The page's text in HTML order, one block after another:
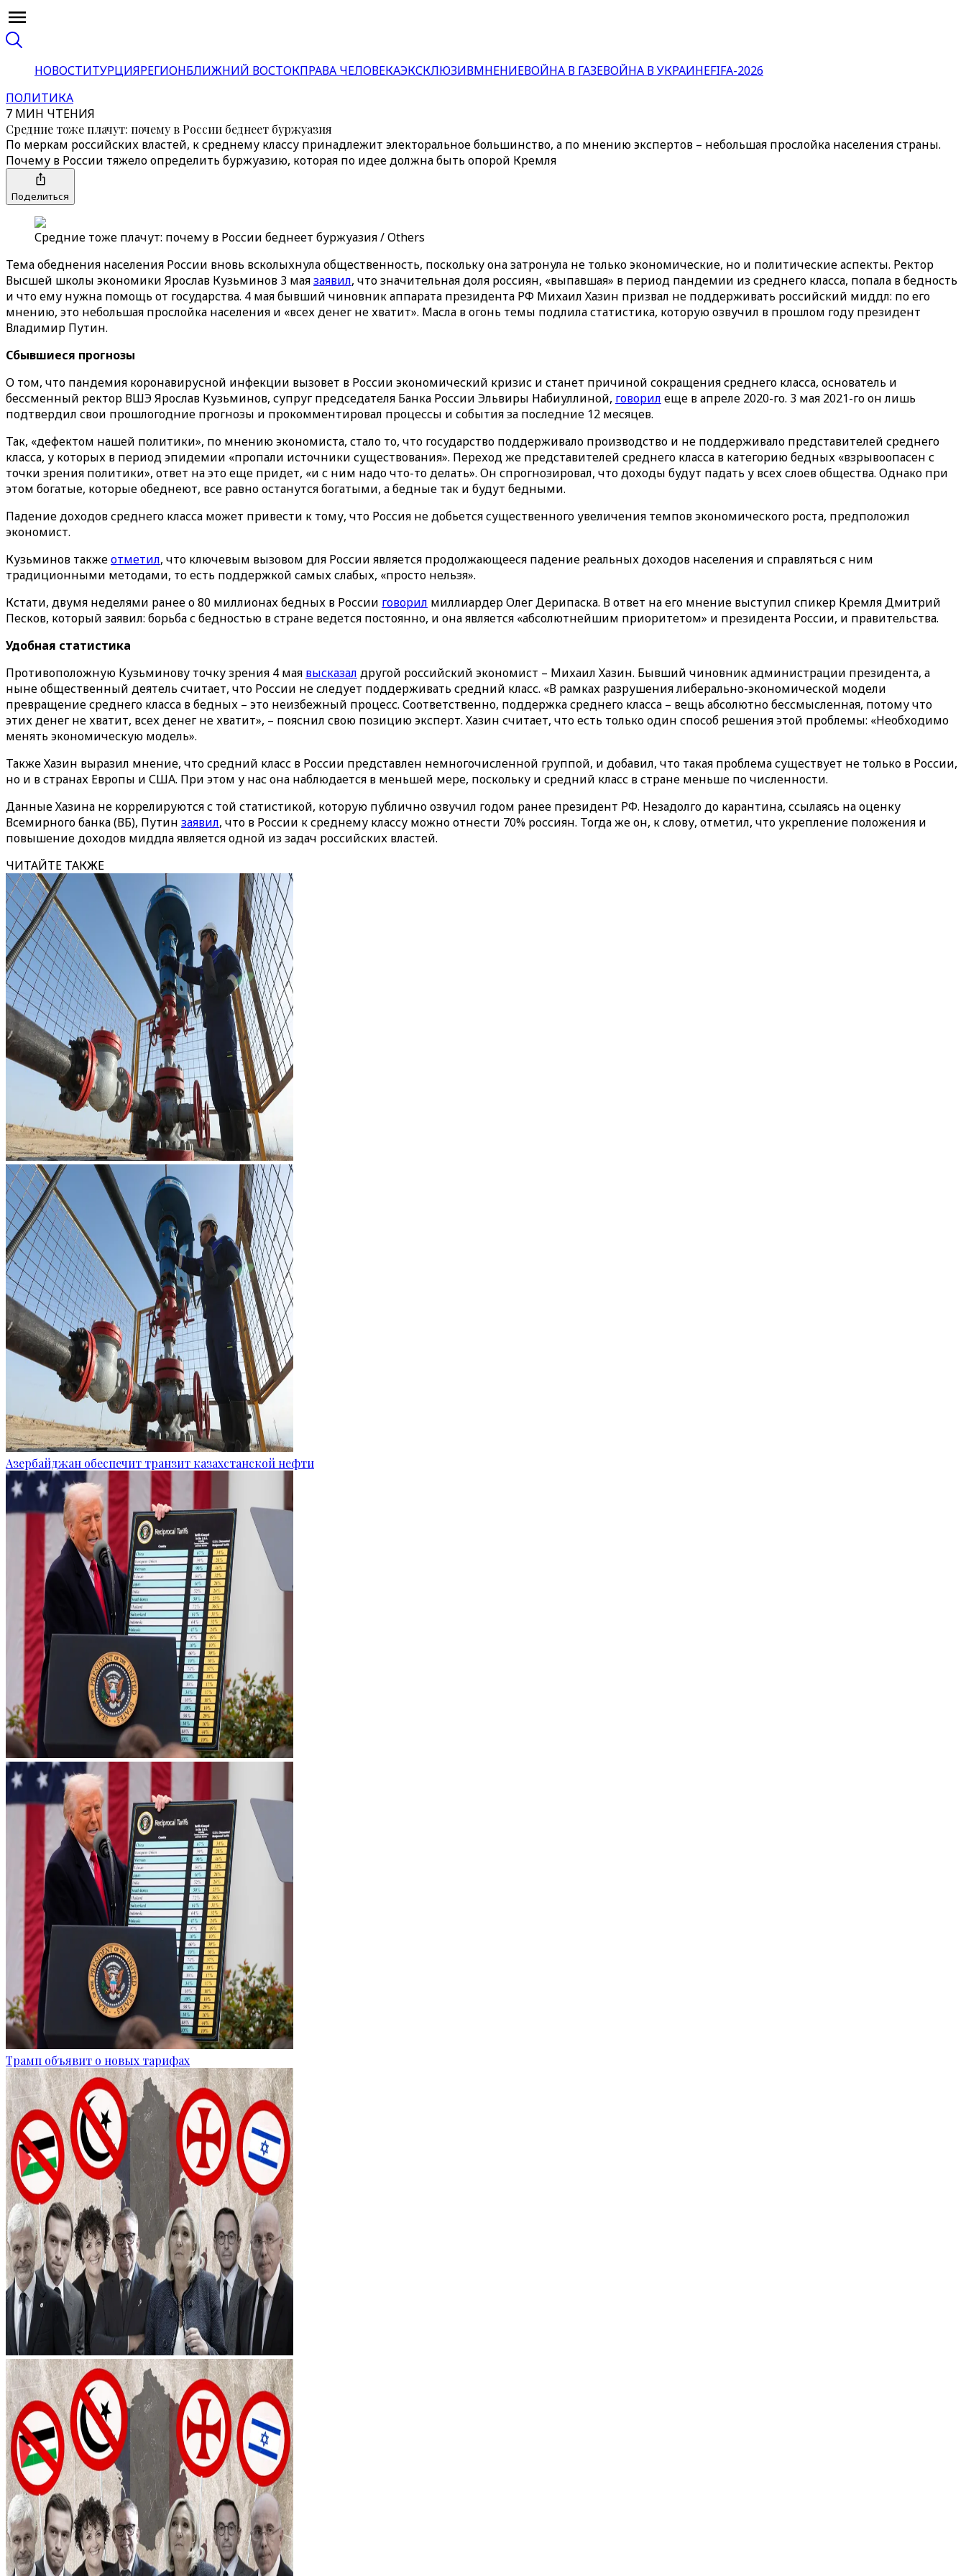
НОВОСТИТУРЦИЯРЕГИОНБЛИЖНИЙ ВОСТОКПРАВА ЧЕЛОВЕКАЭКСКЛЮЗИВМНЕНИЕВОЙНА В ГАЗЕВОЙНА В УКРАИНЕFIFA-2026
ПОЛИТИКА
7 МИН ЧТЕНИЯ
Средние тоже плачут: почему в России беднеет буржуазия
По меркам российских властей, к среднему классу принадлежит электоральное большинство, а по мнению экспертов – небольшая прослойка населения страны.
Почему в России тяжело определить буржуазию, которая по идее должна быть опорой Кремля
Поделиться
Средние тоже плачут: почему в России беднеет буржуазия / Others
Тема обеднения населения России вновь всколыхнула общественность, поскольку она затронула не только экономические, но и политические аспекты. Ректор
Высшей школы экономики Ярослав Кузьминов 3 маязаявил, что значительная доля россиян, «выпавшая» в период пандемии из среднего класса, попала в бедность
и что ему нужна помощь от государства. 4 мая бывший чиновник аппарата президента РФ Михаил Хазин призвал не поддерживать российский миддл: по его
мнению, это небольшая прослойка населения и «всех денег не хватит». Масла в огонь темы подлила статистика, которую озвучил в прошлом году президент
Владимир Путин.
Сбывшиеся прогнозы
О том, что пандемия коронавирусной инфекции вызовет в России экономический кризис и станет причиной сокращения среднего класса, основатель и
бессменный ректор ВШЭ Ярослав Кузьминов, супруг председателя Банка России Эльвиры Набиуллиной, говорил еще в апреле 2020-го. 3 мая 2021-го он лишь
подтвердил свои прошлогодние прогнозы и прокомментировал процессы и события за последние 12 месяцев.
Так, «дефектом нашей политики», по мнению экономиста, стало то, что государство поддерживало производство и не поддерживало представителей среднего
класса, у которых в период эпидемии «пропали источники существования». Переход же представителей среднего класса в категорию бедных «взрывоопасен с
точки зрения политики», ответ на это еще придет, «и с ним надо что-то делать». Он спрогнозировал, что доходы будут падать у всех слоев общества. Однако при
этом богатые, которые обеднеют, все равно останутся богатыми, а бедные так и будут бедными.
Падение доходов среднего класса может привести к тому, что Россия не добьется существенного увеличения темпов экономического роста, предположил
экономист.
Кузьминов такжеотметил, что ключевым вызовом для России является продолжающееся падение реальных доходов населения и справляться с ним
традиционными методами, то есть поддержкой самых слабых, «просто нельзя».
Кстати, двумя неделями ранее о 80 миллионах бедных в России говорил миллиардер Олег Дерипаска. В ответ на его мнение выступил спикер Кремля Дмитрий
Песков, который заявил: борьба с бедностью в стране ведется постоянно, и она является «абсолютнейшим приоритетом» и президента России, и правительства.
Удобная статистика
Противоположную Кузьминову точку зрения 4 мая высказал другой российский экономист – Михаил Хазин. Бывший чиновник администрации президента, а
ныне общественный деятель считает, что России не следует поддерживать средний класс. «В рамках разрушения либерально-экономической модели
превращение среднего класса в бедных – это неизбежный процесс. Соответственно, поддержка среднего класса – вещь абсолютно бессмысленная, потому что
этих денег не хватит, всех денег не хватит», – пояснил свою позицию эксперт. Хазин считает, что есть только один способ решения этой проблемы: «Необходимо
менять экономическую модель».
Также Хазин выразил мнение, что средний класс в России представлен немногочисленной группой, и добавил, что такая проблема существует не только в России,
но и в странах Европы и США. При этом у нас она наблюдается в меньшей мере, поскольку и средний класс в стране меньше по численности.
Данные Хазина не коррелируются с той статистикой, которую публично озвучил годом ранее президент РФ. Незадолго до карантина, ссылаясь на оценку
Всемирного банка (ВБ), Путин заявил, что в России к среднему классу можно отнести 70% россиян. Тогда же он, к слову, отметил, что укрепление положения и
повышение доходов миддла является одной из задач российских властей.
ЧИТАЙТЕ ТАКЖЕ
Азербайджан обеспечит транзит казахстанской нефти
Трамп объявит о новых тарифах